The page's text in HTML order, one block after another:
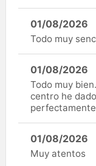
01/08/2026
Todo muy
01/08/2026
Todo muy
centro he
01/08/2026
Muy atentos